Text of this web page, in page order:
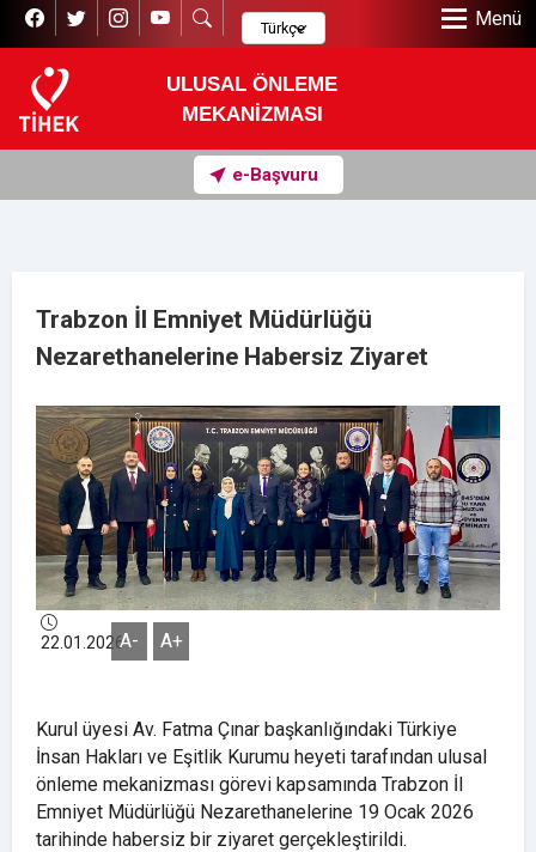
ULUSAL ÖNLEME
MEKANİZMASI
Menü
e-Başvuru
Trabzon İl Emniyet Müdürlüğü
Nezarethanelerine Habersiz Ziyaret
22.01.2026A- A+
Kurul üyesi Av. Fatma Çınar başkanlığındaki Türkiye
İnsan Hakları ve Eşitlik Kurumu heyeti tarafından ulusal
önleme mekanizması görevi kapsamında Trabzon İl
Emniyet Müdürlüğü Nezarethanelerine 19 Ocak 2026
tarihinde habersiz bir ziyaret gerçekleştirildi.